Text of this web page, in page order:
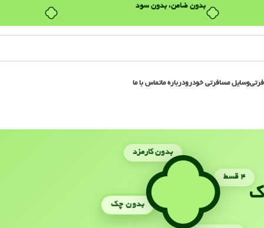
بدون ضامن، بدون سود
وسایل مسافرتی خودرودرباره ماتماس با ما
بدون کارمزد
۴ قسط
بدون چک